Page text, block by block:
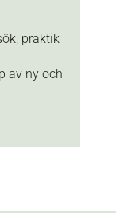
praktik
av ny och